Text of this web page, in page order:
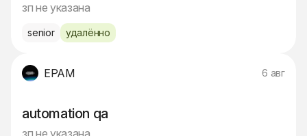
зп не указана
senior удалённо
EPAM 6 авг
automation qa